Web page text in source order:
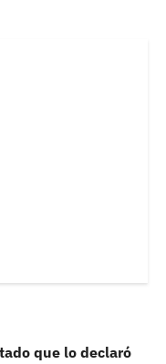
que lo declaró